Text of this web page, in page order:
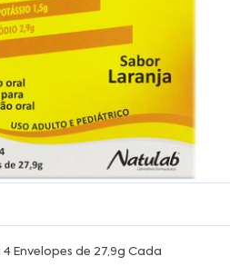
Envelopes de 27,9g Cada